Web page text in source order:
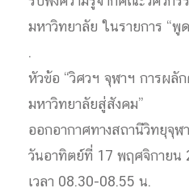
มหาวิทยาลัย ในรายการ “พู
.
หัวข้อ “วิศวฯ จุฬาฯ การผลั
มหาวิทยาลัยสู่สังคม”
ออกอากาศทางสถานีวิทยุจุฬ
วันอาทิตย์ที่ 17 พฤศจิกายน
เวลา 08.30-08.55 น.